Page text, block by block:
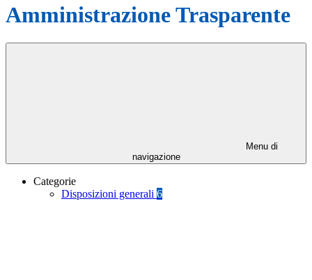
Amministrazione Trasparente
Menu di
navigazione
Categorie
Disposizioni generali 6